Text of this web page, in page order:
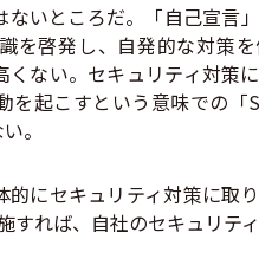
いところだ。「自己宣言
を啓発し、自発的な対策
ない。セキュリティ対策
起こすという意味での「
。
にセキュリティ対策に取
れば、自社のセキュリテ